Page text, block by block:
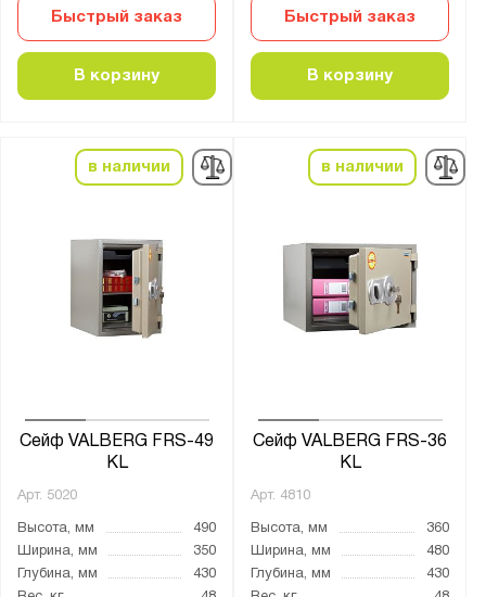
Быстрый заказ
В корзину
Быстрый заказ
В корзину
в наличии
Сейф VALBERG FRS-49
KL
Арт. 5020
Высота, мм
490
Ширина, мм
350
Глубина, мм
430
в наличии
Сейф VALBERG FRS-36
KL
Арт. 4810
Высота, мм
360
Ширина, мм
480
Глубина, мм
430
Назначение для сейфов:
Для документов
Материал:
Металл
Страна производства:
Германия
Россия
Меткон
ПАКС-Металл
Промет
Бренд: